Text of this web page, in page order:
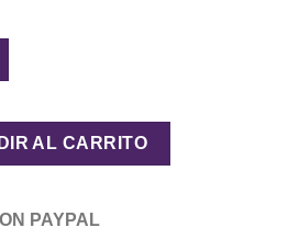
Tu Ansiedad Social – Álvaro Reyes
AL CARRITO
PAYPAL